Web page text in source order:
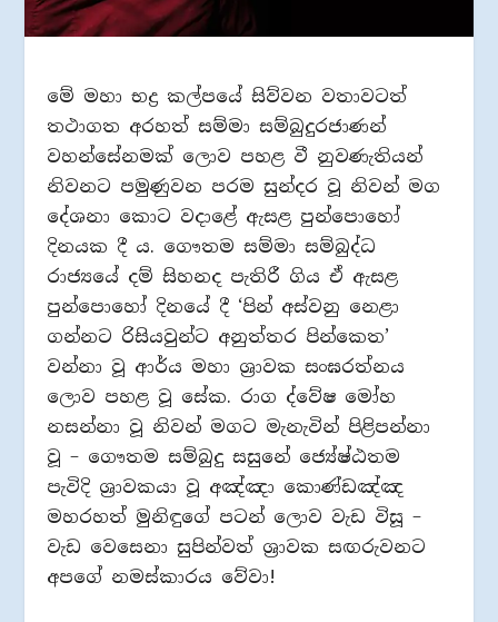
මේ මහා භද්‍ර කල්පයේ සිව්වන වතාවටත්
තථාගත අරහත් සම්මා සම්බුදුරජාණන්
වහන්සේනමක් ලොව පහළ වී නුවණැතියන්
නිවනට පමුණුවන පරම සුන්දර වූ නිවන් මග
දේශනා කොට වදාළේ ඇසළ පුන්පොහෝ
දිනයක දී ය. ගෞතම සම්මා සම්බුද්ධ
රාජ්‍යයේ දම් සිහනද පැතිරී ගිය ඒ ඇසළ
පුන්පොහෝ දිනයේ දී ‘පින් අස්වනු නෙළා
ගන්නට රිසියවුන්ට අනුත්තර පින්කෙත’
වන්නා වූ ආර්ය මහා ශ්‍රාවක සංඝරත්නය
ලොව පහළ වූ සේක. රාග ද්වේෂ මෝහ
නසන්නා වූ නිවන් මගට මැනැවින් පිළිපන්නා
වූ – ගෞතම සම්බුදු සසුනේ ජ්‍යේෂ්ඨතම
පැවිදි ශ්‍රාවකයා වූ අඤ්ඤා කොණ්ඩඤ්ඤ
මහරහත් මුනිඳුගේ පටන් ලොව වැඩ විසූ –
වැඩ වෙසෙනා සුපින්වත් ශ්‍රාවක සඟරුවනට
අපගේ නමස්කාරය වේවා!